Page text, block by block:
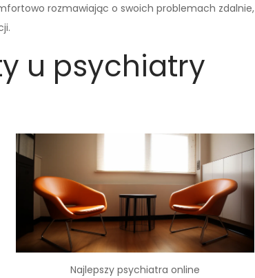
rozmawiając o swoich problemach zdalnie,
u psychiatry
Najlepszy psychiatra online